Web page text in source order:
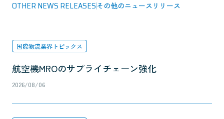
OTHER NEWS RELEASES その他のニュースリリース
国際物流業界トピックス
航空機MROのサプライチェーン強化
2026/08/06